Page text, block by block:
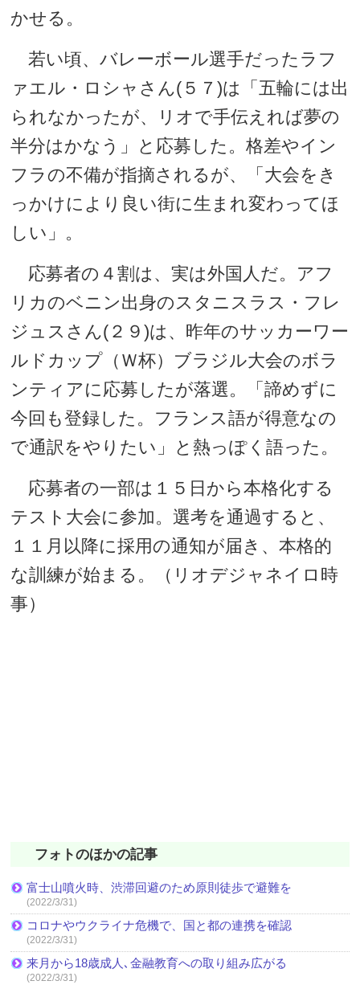
かせる。
若い頃、バレーボール選手だったラフ
ァエル・ロシャさん(５７)は「五輪には出
られなかったが、リオで手伝えれば夢の
半分はかなう」と応募した。格差やイン
フラの不備が指摘されるが、「大会をき
っかけにより良い街に生まれ変わってほ
しい」。
応募者の４割は、実は外国人だ。アフ
リカのベニン出身のスタニスラス・フレ
ジュスさん(２９)は、昨年のサッカーワー
ルドカップ（Ｗ杯）ブラジル大会のボラ
ンティアに応募したが落選。「諦めずに
今回も登録した。フランス語が得意なの
で通訳をやりたい」と熱っぽく語った。
応募者の一部は１５日から本格化する
テスト大会に参加。選考を通過すると、
１１月以降に採用の通知が届き、本格的
な訓練が始まる。（リオデジャネイロ時
事）
フォトのほかの記事
富士山噴火時、渋滞回避のため原則徒歩で避難を
(2022/3/31)
コロナやウクライナ危機で、国と都の連携を確認
(2022/3/31)
来月から18歳成人､金融教育への取り組み広がる
(2022/3/31)